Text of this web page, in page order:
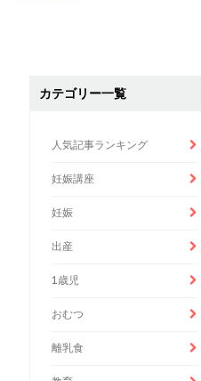
カテゴリー一覧
人気記事ランキング
妊娠講座
妊娠
出産
1歳児
おむつ
離乳食